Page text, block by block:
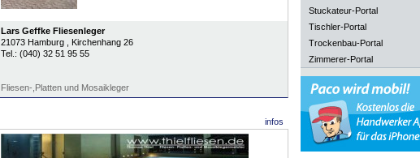
Lars Geffke Fliesenleger
21073 Hamburg
, Kirchenhang 26
Tel.: (040) 32 51 95 55
Fliesen-,Platten und Mosaikleger
infos
Stuckateur-Portal
Tischler-Portal
Trockenbau-Portal
Zimmerer-Portal